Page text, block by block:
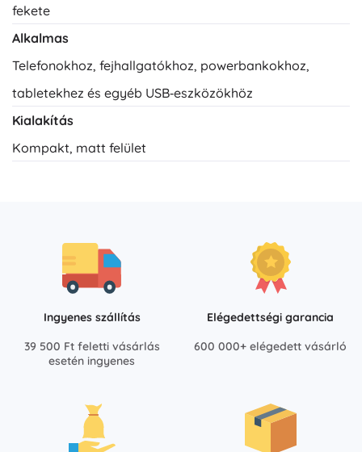
fekete
Alkalmas
Telefonokhoz, fejhallgatókhoz, powerbankokhoz,
tabletekhez és egyéb USB‑eszközökhöz
Kialakítás
Kompakt, matt felület
Ingyenes szállítás
39 500 Ft feletti vásárlás
esetén ingyenes
Elégedettségi garancia
600 000+ elégedett vásárló